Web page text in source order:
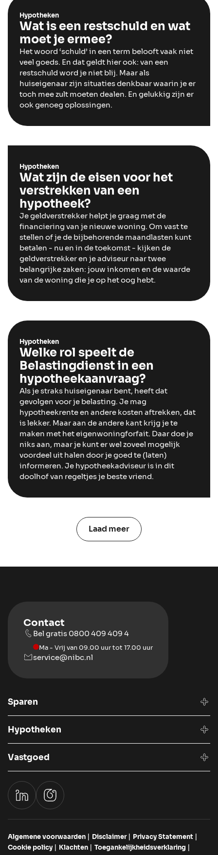
Hypotheken
Wat is een restschuld en wat
moet je ermee?
Het woord ‘schuld’ in een term belooft vaak niet
veel goeds. En dat geldt hier ook: van een
restschuld word je niet blij. Maar als
huiseigenaar zijn situaties denkbaar waarin je er
toch mee zult moeten dealen. En gelukkig zijn er
ook genoeg oplossingen.
Hypotheken
Wat zijn de eisen voor het
verstrekken van een
hypotheek?
Je geldverstrekker helpt je graag met de
financiering van je nieuwe woning. Om vast te
stellen of je de bijbehorende maandlasten kunt
betalen - nu en in de toekomst - kijken de
geldverstrekker en je adviseur naar twee
belangrijke zaken: jouw inkomen en de waarde
van de woning die je op het oog hebt.
Hypotheken
Welke rol speelt de
Belastingdienst in een
hypotheekaanvraag?
Als je straks huiseigenaar bent, heeft dat
gevolgen voor je belasting. Je mag
hypotheekrente en andere kosten aftrekken, dat
is lekker. Maar aan de andere kant krijg je te
maken met het eigenwoningforfait. Daar doe je
niks aan, maar je kunt er wel zoveel mogelijk
voordeel uit halen door je goed te (laten)
informeren. Je hypotheekadviseur is in dit
doolhof van regeltjes je beste vriend.
Laad meer
Contact
Bel gratis 0800 409 409 4
Ma - Vrij van 09.00 uur tot 17.00 uur
service@nibc.nl
Sparen
Hypotheken
Vastgoed
Algemene voorwaarden Disclaimer
Privacy Statement
Cookie policy
Klachten
Toegankelijkheidsverklaring